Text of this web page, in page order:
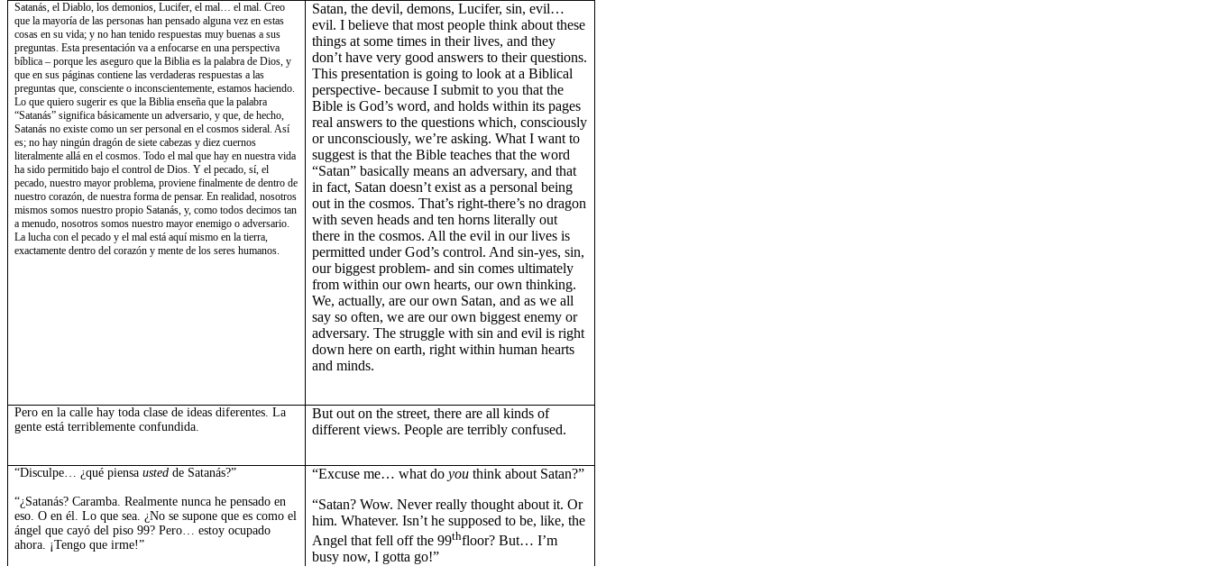
Satanás, el Diablo, los demonios, Lucifer, el mal… el mal.Creo
que la mayoría de las personas han pensado alguna vez en estas
cosas en su vida; y no han tenido respuestas muy buenas a sus
preguntas. Esta presentación va a enfocarse en una perspectiva
bíblica – porque les aseguro quela Biblia es la palabra de Dios, y
que en sus páginas contiene las verdaderas respuestas a las
preguntas que, consciente o inconscientemente, estamos haciendo.
Lo que quiero sugerir es quela Biblia enseña que la palabra
“Satanás” significa básicamente un adversario, y que, de hecho,
Satanás no existe como un ser personal en el cosmos sideral. Así
es; no hay ningún dragón de siete cabezas y diez cuernos
literalmente allá en el cosmos. Todo el mal que hay en nuestra vida
ha sido permitido bajo el control de Dios. Y el pecado, sí, el
pecado, nuestro mayor problema, proviene finalmente de dentro de
nuestro corazón, de nuestra forma de pensar. En realidad, nosotros
mismos somos nuestro propio Satanás, y, como todos decimos tan
a menudo, nosotros somos nuestro mayor enemigo o adversario.
La lucha con el pecado y el mal está aquí mismo en la tierra,
exactamente dentro del corazón y mente de los seres humanos.
Satan, the devil, demons, Lucifer, sin, evil…
evil.I believe that most people think about these
things at some times in their lives, and they
don’t have very good answers to their questions.
This presentation is going to look at a Biblical
perspective- because I submit to you that the
Bible is God’s word, and holds within its pages
real answers to the questions which, consciously
or unconsciously, we’re asking. What I want to
suggest is that the Bible teaches that the word
“Satan” basically means an adversary, and that
in fact, Satan doesn’t exist as a personal being
out in the cosmos. That’s right-there’s no dragon
with seven heads and ten horns literally out
there in the cosmos. All the evil in our lives is
permitted under God’s control. And sin-yes, sin,
our biggest problem- and sin comes ultimately
from within our own hearts, our own thinking.
We, actually, are our own Satan, and as we all
say so often, we are our own biggest enemy or
adversary. The struggle with sin and evil is right
down here on earth, right within human hearts
and minds.
Pero en la calle hay toda clase de ideas diferentes. La
gente está terriblemente confundida.
But out on the street, there are all kinds of
different views. People are terribly confused.
“Disculpe… ¿qué piensausted de Satanás?”
“¿Satanás? Caramba. Realmente nunca he pensado en
eso. O en él. Lo que sea. ¿No se supone que es como el
ángel que cayó del piso 99? Pero… estoy ocupado
ahora. ¡Tengo que irme!”
“Excuse me… what doyouthink about Satan?”
“Satan? Wow. Never really thought about it. Or
him. Whatever. Isn’t he supposed to be, like, the
Angel that fell off the 99thfloor? But… I’m
busy now, I gotta go!”